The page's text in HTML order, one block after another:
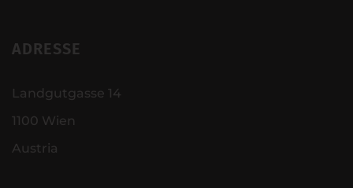
ADRESSE
Landgutgasse 14
1100 Wien
Austria